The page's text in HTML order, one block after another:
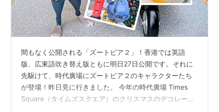
間もなく公開される「ズートピア２」！香港では英語
版、広東語吹き替え版ともに明日27日公開です。それに
先駆けて、時代廣場にズートピア２のキャラクターたち
が登場！昨日見に行きました。 今年の時代廣場 Times
Square（タイムズスクエア）のクリスマスのデコレーシ